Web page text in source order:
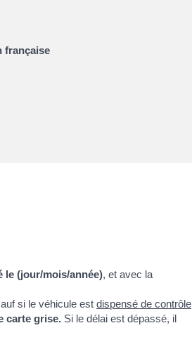
française
le (jour/mois/année), et avec la
si le véhicule est dispensé de contrôle
carte grise. Si le délai est dépassé, il